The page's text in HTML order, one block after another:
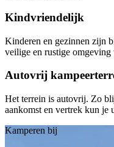
Kindvriendelijk
Kinderen en gezinnen zijn
veilige en rustige
Autovrij
Het terrein is autovrij. Zo
aankomst en vertrek kun je
Kamperen bij